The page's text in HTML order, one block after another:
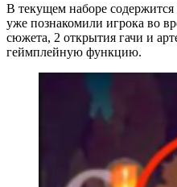
В текущем наборе
уже познакомили игрока во
сюжета, 2 открытия гачи и
геймплейную функцию.